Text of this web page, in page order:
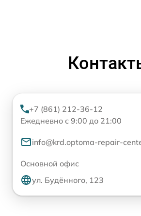
+7 (861) 212-36-12
Ежедневно с 9:00 до 21:00
info@krd.optoma-repair-
Основной офис
ул. Будённого, 123